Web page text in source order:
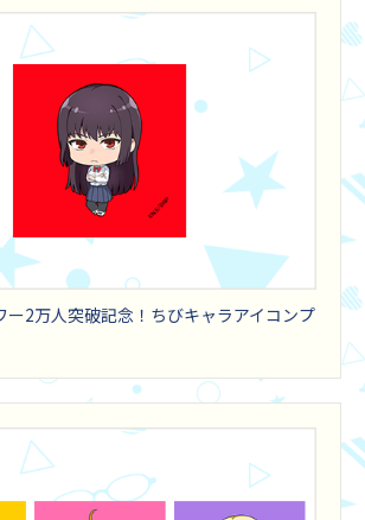
2万人突破記念！ちびキャラアイコンプ